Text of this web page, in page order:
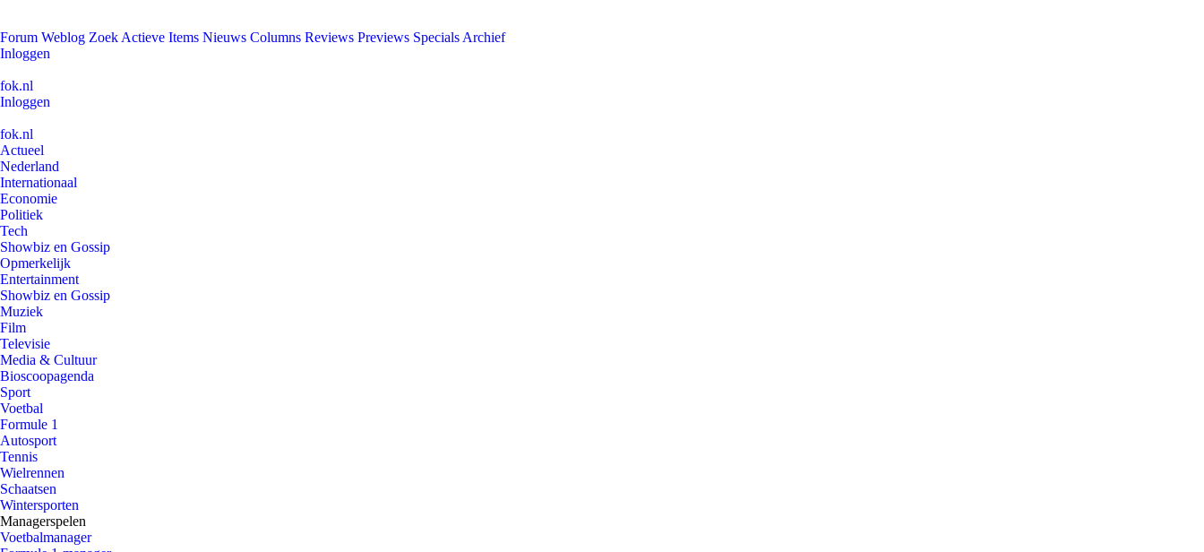
Forum Weblog Zoek Actieve Items Nieuws Columns Reviews Previews Specials Archief
Inloggen
fok.nl
Inloggen
fok.nl
Actueel
Nederland
Internationaal
Economie
Politiek
Tech
Showbiz en Gossip
Opmerkelijk
Entertainment
Showbiz en Gossip
Muziek
Film
Televisie
Media & Cultuur
Bioscoopagenda
Sport
Voetbal
Formule 1
Autosport
Tennis
Wielrennen
Schaatsen
Wintersporten
Managerspelen
Voetbalmanager